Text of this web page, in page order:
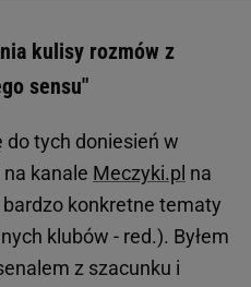
kulisy rozmów z
sensu"
do tych doniesień w
kanale Meczyki.pl na
bardzo konkretne tematy
klubów - red.). Byłem
z szacunku i